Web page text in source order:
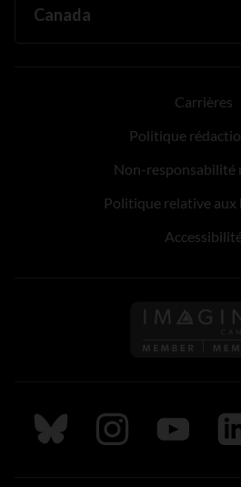
Carrières
Politique
Non-responsabilité
Politique relative aux
Suivez nous sur Bluesky
Suivez nous sur
Suivez